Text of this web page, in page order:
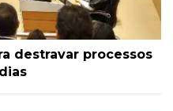
destravar processos